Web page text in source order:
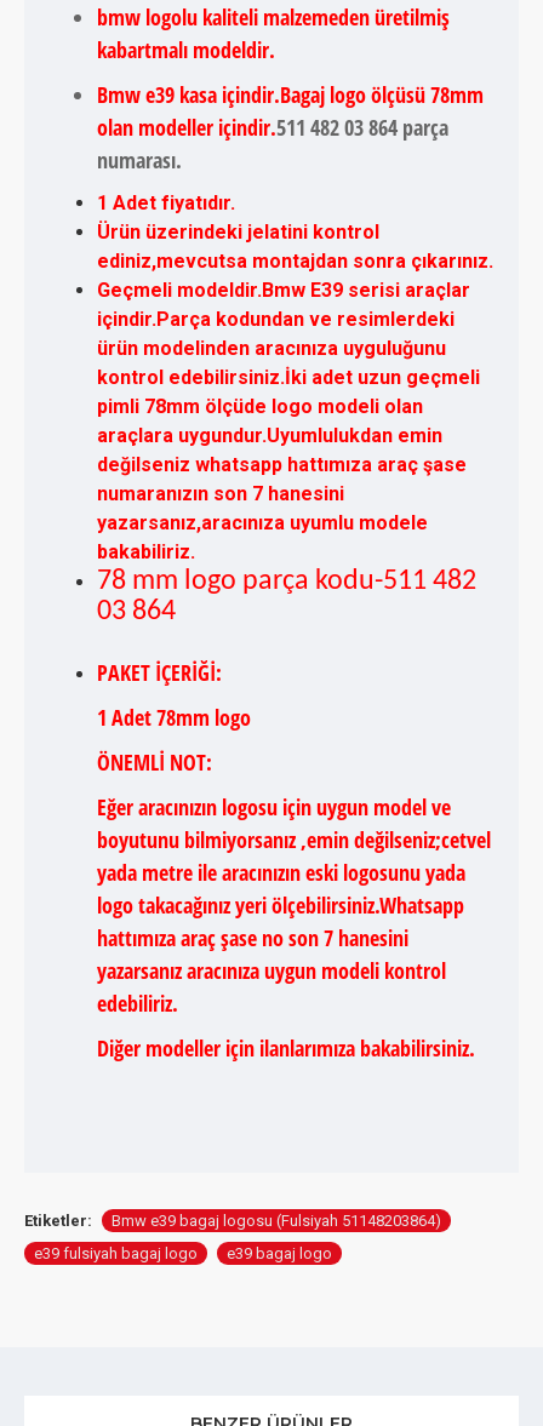
bmw logolu kaliteli malzemeden üretilmiş
kabartmalı modeldir.
Bmw e39 kasa içindir.Bagaj logo ölçüsü 78mm
olan modeller içindir.511 482 03 864 parça
numarası.
1 Adet fiyatıdır.
Ürün üzerindeki jelatini kontrol
ediniz,mevcutsa montajdan sonra çıkarınız.
Geçmeli modeldir.Bmw E39 serisi araçlar
içindir.Parça kodundan ve resimlerdeki
ürün modelinden aracınıza uyguluğunu
kontrol edebilirsiniz.İki adet uzun geçmeli
pimli 78mm ölçüde logo modeli olan
araçlara uygundur.Uyumlulukdan emin
değilseniz whatsapp hattımıza araç şase
numaranızın son 7 hanesini
yazarsanız,aracınıza uyumlu modele
bakabiliriz.
78 mm logo parça kodu-511 482
03 864
PAKET İÇERİĞİ:
1 Adet 78mm logo
ÖNEMLİ NOT:
Eğer aracınızın logosu için uygun model ve
boyutunu bilmiyorsanız ,emin değilseniz;cetvel
yada metre ile aracınızın eski logosunu yada
logo takacağınız yeri ölçebilirsiniz.Whatsapp
hattımıza araç şase no son 7 hanesini
yazarsanız aracınıza uygun modeli kontrol
edebiliriz.
Diğer modeller için ilanlarımıza bakabilirsiniz.
Etiketler:
Bmw e39 bagaj logosu (Fulsiyah 51148203864)
e39 fulsiyah bagaj logo
e39 bagaj logo